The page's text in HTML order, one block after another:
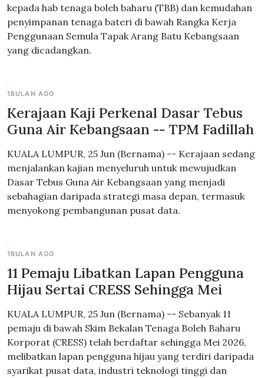
kepada hab tenaga boleh baharu (TBB) dan kemudahan
penyimpanan tenaga bateri di bawah Rangka Kerja
Penggunaan Semula Tapak Arang Batu Kebangsaan
yang dicadangkan.
1BULAN AGO
Kerajaan Kaji Perkenal Dasar Tebus
Guna Air Kebangsaan -- TPM Fadillah
KUALA LUMPUR, 25 Jun (Bernama) -- Kerajaan sedang
menjalankan kajian menyeluruh untuk mewujudkan
Dasar Tebus Guna Air Kebangsaan yang menjadi
sebahagian daripada strategi masa depan, termasuk
menyokong pembangunan pusat data.
1BULAN AGO
11 Pemaju Libatkan Lapan Pengguna
Hijau Sertai CRESS Sehingga Mei
KUALA LUMPUR, 25 Jun (Bernama) -- Sebanyak 11
pemaju di bawah Skim Bekalan Tenaga Boleh Baharu
Korporat (CRESS) telah berdaftar sehingga Mei 2026,
melibatkan lapan pengguna hijau yang terdiri daripada
syarikat pusat data, industri teknologi tinggi dan